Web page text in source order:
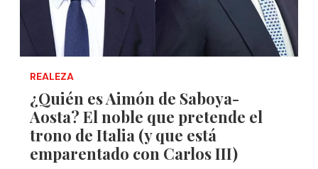
REALEZA
¿Quién es Aimón de Saboya-
Aosta? El noble que pretende el
trono de Italia (y que está
emparentado con Carlos III)